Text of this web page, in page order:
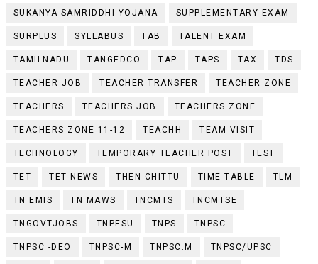
SUKANYA SAMRIDDHI YOJANA SUPPLEMENTARY EXAM
SURPLUS SYLLABUS TAB TALENT EXAM
TAMILNADU TANGEDCO TAP TAPS TAX TDS
TEACHER JOB TEACHER TRANSFER TEACHER ZONE
TEACHERS TEACHERS JOB TEACHERS ZONE
TEACHERS ZONE 11-12 TEACHH TEAM VISIT
TECHNOLOGY TEMPORARY TEACHER POST TEST
TET TET NEWS THEN CHITTU TIME TABLE TLM
TN EMIS TN MAWS TNCMTS TNCMTSE
TNGOVTJOBS TNPESU TNPS TNPSC
TNPSC -DEO TNPSC-M TNPSC.M TNPSC/UPSC